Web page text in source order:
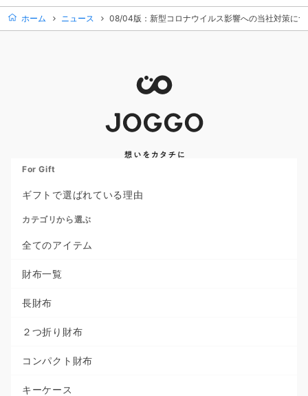
ホーム ニュース 08/04版：新型コロナウイルス影響への当社対策に
For Gift
ギフトで選ばれている理由
カテゴリから選ぶ
全てのアイテム
財布一覧
長財布
２つ折り財布
コンパクト財布
キーケース